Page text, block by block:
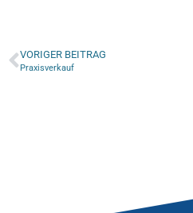
VORIGER BEITRAG
Praxisverkauf